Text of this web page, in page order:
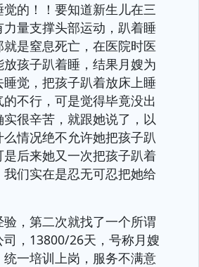
的！！要知道新生儿在三
量支撑头部运动，趴着睡
是窒息死亡，在医院时医
孩子趴着睡，结果月嫂为
觉，把孩子趴着放床上睡
不行，可是觉得毕竟没出
很辛苦，就跟她说了，以
情况绝不允许她把孩子趴
后来她又一次把孩子趴着
们实在是忍无可忍把她给
，第二次就找了一个所谓
司，13800/26天，号称月嫂
一培训上岗，服务不满意